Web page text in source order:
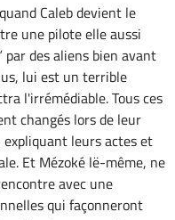
Caleb devient le
une pilote elle aussi
des aliens bien avant
lui est un terrible
l'irrémédiable. Tous ces
changés lors de leur
leurs actes et
Et Mézoké lë-même, ne
avec une
qui façonneront